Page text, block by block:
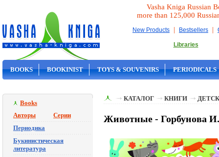
Vasha Kniga Russian
more than 125,000
New Products | Bestsellers |
Libraries
BOOKS BOOKINIST TOYS & SOUVENIRS PERIODICALS
Books
Авторы
Серии
Периодика
Букинистическая
литература
КАТАЛОГ КНИГИ
Животные - Горбунова